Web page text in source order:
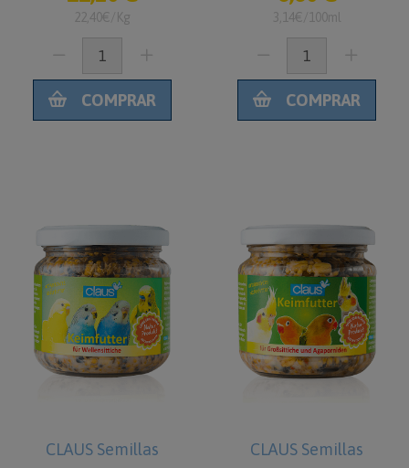
22,40€/Kg
COMPRAR
tropicales 210 ml
3,14€/100ml
COMPRAR
CLAUS Semillas
CLAUS Semillas